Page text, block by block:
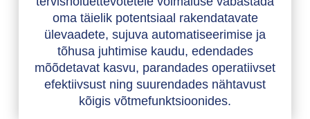
oma täielik potentsiaal rakendatavate
ülevaadete, sujuva automatiseerimise ja
tõhusa juhtimise kaudu, edendades
mõõdetavat kasvu, parandades operatiivset
efektiivsust ning suurendades nähtavust
kõigis võtmefunktsioonides.